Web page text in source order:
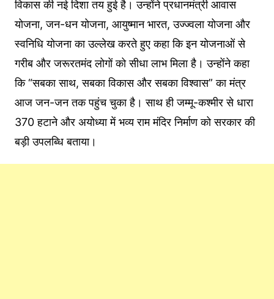
विकास की नई दिशा तय हुई है। उन्होंने प्रधानमंत्री आवास
योजना, जन-धन योजना, आयुष्मान भारत, उज्ज्वला योजना और
स्वनिधि योजना का उल्लेख करते हुए कहा कि इन योजनाओं से
गरीब और जरूरतमंद लोगों को सीधा लाभ मिला है। उन्होंने कहा
कि “सबका साथ, सबका विकास और सबका विश्वास” का मंत्र
आज जन-जन तक पहुंच चुका है। साथ ही जम्मू-कश्मीर से धारा
370 हटाने और अयोध्या में भव्य राम मंदिर निर्माण को सरकार की
बड़ी उपलब्धि बताया।